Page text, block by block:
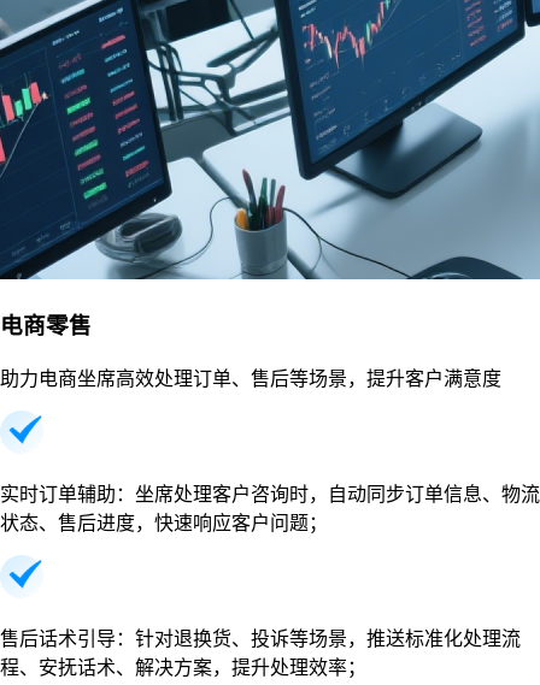
电商零售
助力电商坐席高效处理订单、售后等场景，提升客户满意度
实时订单辅助：坐席处理客户咨询时，自动同步订单信息、物流
状态、售后进度，快速响应客户问题；
售后话术引导：针对退换货、投诉等场景，推送标准化处理流
程、安抚话术、解决方案，提升处理效率；